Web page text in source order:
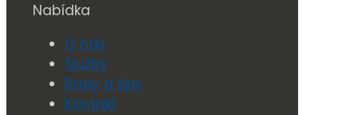
Nabídka
O nás
Služby
Rady a tipy
Kontakt